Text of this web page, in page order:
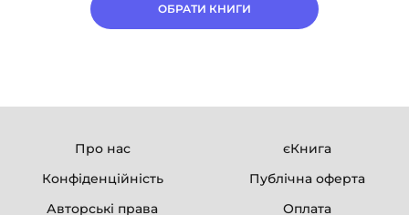
ОБРАТИ КНИГИ
Про нас
єКнига
Конфіденційність
Публічна оферта
Авторські права
Оплата